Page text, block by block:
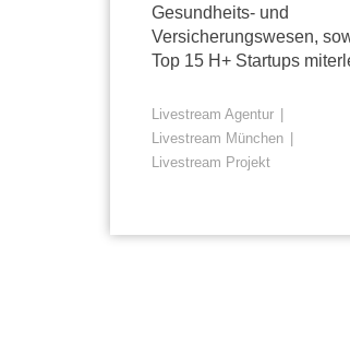
Gesundheits- und
Versicherungswesen,
Top 15 H+ Startups
Livestream Agentur
Livestream München
Livestream Projekt